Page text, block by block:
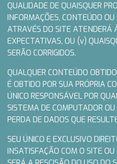
QUALIDADE DE QUAISQUER
INFORMAÇÕES, CONTEÚDO
ATRAVÉS DO SITE ATENDERÁ
EXPECTATIVAS, OU (v)
SERÃO CORRIGIDOS.
QUALQUER CONTEÚDO
É OBTIDO POR SUA PRÓPRIA
ÚNICO RESPONSÁVEL POR
SISTEMA DE COMPUTADOR
PERDA DE DADOS QUE
SEU ÚNICO E EXCLUSIVO
INSATISFAÇÃO COM O SITE